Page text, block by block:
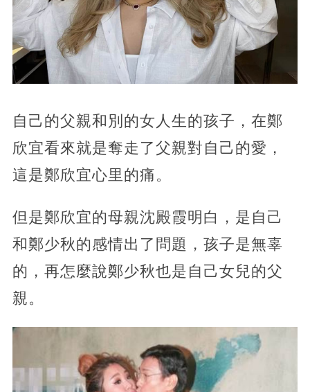
自己的父親和別的女人生的孩子，在鄭
欣宜看來就是奪走了父親對自己的愛，
這是鄭欣宜心里的痛。
但是鄭欣宜的母親沈殿霞明白，是自己
和鄭少秋的感情出了問題，孩子是無辜
的，再怎麼說鄭少秋也是自己女兒的父
親。